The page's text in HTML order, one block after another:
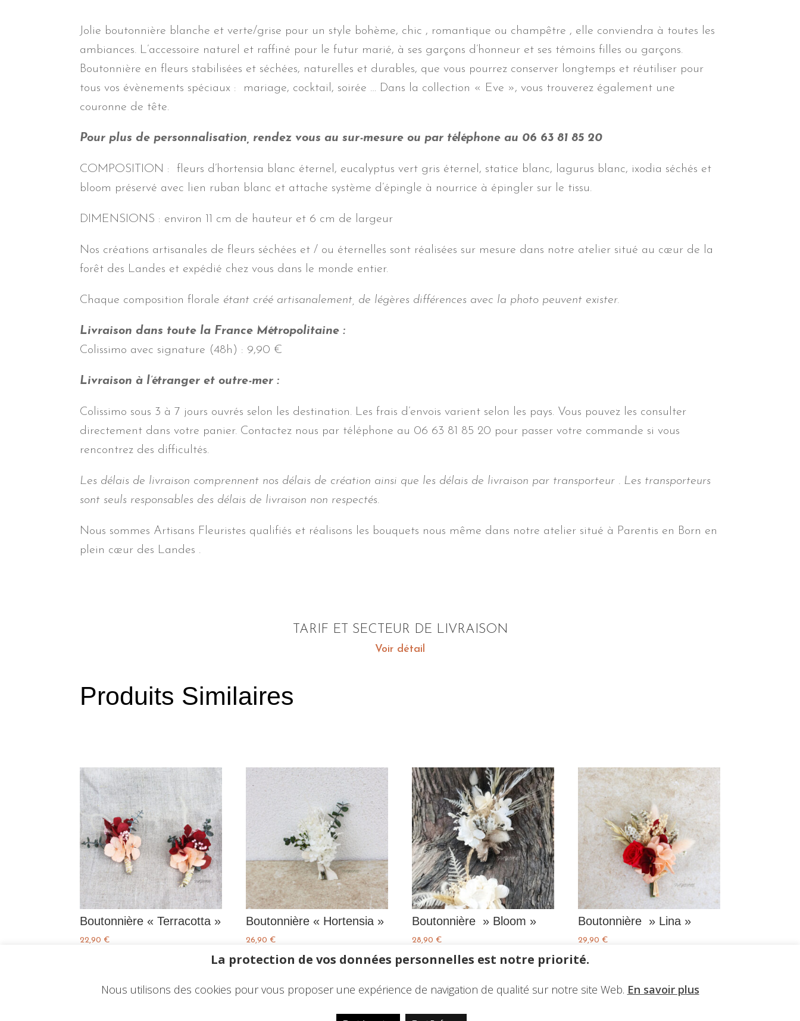
Jolie boutonnière blanche et verte/grise pour un style bohème, chic , romantique ou champêtre , elle conviendra à toutes les
ambiances. L’accessoire naturel et raffiné pour le futur marié, à ses garçons d’honneur et ses témoins filles ou garçons.
Boutonnière en fleurs stabilisées et séchées, naturelles et durables, que vous pourrez conserver longtemps et réutiliser pour
tous vos évènements spéciaux : mariage, cocktail, soirée … Dans la collection « Eve », vous trouverez également une
couronne de tête.
Pour plus de personnalisation, rendez vous au sur-mesure ou par téléphone au 06 63 81 85 20
COMPOSITION : fleurs d’hortensia blanc éternel, eucalyptus vert gris éternel, statice blanc, lagurus blanc, ixodia séchés et
bloom préservé avec lien ruban blanc et attache système d’épingle à nourrice à épingler sur le tissu.
DIMENSIONS : environ 11 cm de hauteur et 6 cm de largeur
Nos créations artisanales de fleurs séchées et / ou éternelles sont réalisées sur mesure dans notre atelier situé au cœur de la
forêt des Landes et expédié chez vous dans le monde entier.
Chaque composition florale étant créé artisanalement, de légères différences avec la photo peuvent exister.
Livraison dans toute la France Métropolitaine :
Colissimo avec signature (48h) : 9,90 €
Livraison à l’étranger et outre-mer :
Colissimo sous 3 à 7 jours ouvrés selon les destination. Les frais d’envois varient selon les pays. Vous pouvez les consulter
directement dans votre panier. Contactez nous par téléphone au 06 63 81 85 20 pour passer votre commande si vous
rencontrez des difficultés.
Les délais de livraison comprennent nos délais de création ainsi que les délais de livraison par transporteur . Les transporteurs
sont seuls responsables des délais de livraison non respectés.
Nous sommes Artisans Fleuristes qualifiés et réalisons les bouquets nous même dans notre atelier situé à Parentis en Born en
plein cœur des Landes .
TARIF ET SECTEUR DE LIVRAISON
Voir détail
Produits Similaires
Boutonnière « Terracotta »
22,90 €
Boutonnière « Hortensia »
26,90 €
Boutonnière » Bloom »
28,90 €
Boutonnière » Lina »
29,90 €
La protection de vos données personnelles est notre priorité.
Nous utilisons des cookies pour vous proposer une expérience de navigation de qualité sur notre site Web. En savoir plus